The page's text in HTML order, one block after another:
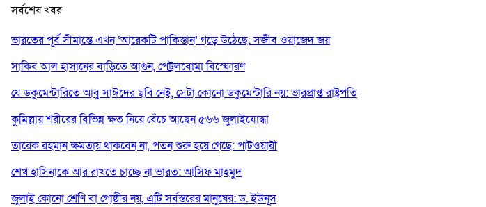
সর্বশেষ খবর
ভারতের পূর্ব সীমান্তে এখন ‘আরেকটি পাকিস্তান’ গড়ে উঠেছে: সজীব ওয়াজেদ জয়
সাকিব আল হাসানের বাড়িতে আগুন, পেট্রলবোমা বিস্ফোরণ
যে ডকুমেন্টারিতে আবু সাঈদের ছবি নেই, সেটা কোনো ডকুমেন্টারি নয়: ভারপ্রাপ্ত রাষ্ট্রপতি
কুমিল্লায় শরীরের বিভিন্ন ক্ষত নিয়ে বেঁচে আছেন ৫৬৬ জুলাইযোদ্ধা
তারেক রহমান ক্ষমতায় থাকবেন না, পতন শুরু হয়ে গেছে: পাটওয়ারী
শেখ হাসিনাকে আর রাখতে চাচ্ছে না ভারত: আসিফ মাহমুদ
জুলাই কোনো শ্রেণি বা গোষ্ঠীর নয়, এটি সর্বস্তরের মানুষের: ড. ইউনূস